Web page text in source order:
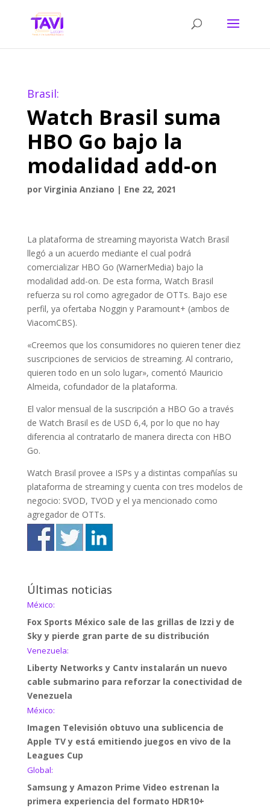
Brasil:
Watch Brasil suma
HBO Go bajo la
modalidad add-on
por Virginia Anziano | Ene 22, 2021
La plataforma de streaming mayorista Watch Brasil
llegó a un acuerdo mediante el cual podrá
comercializar HBO Go (WarnerMedia) bajo la
modalidad add-on. De esta forma, Watch Brasil
refuerza su rol como agregador de OTTs. Bajo ese
perfil, ya ofertaba Noggin y Paramount+ (ambos de
ViacomCBS).
«Creemos que los consumidores no quieren tener diez
suscripciones de servicios de streaming. Al contrario,
quieren todo en un solo lugar», comentó Mauricio
Almeida, cofundador de la plataforma.
El valor mensual de la suscripción a HBO Go a través
de Watch Brasil es de USD 6,4, por lo que no hay
diferencia al contratarlo de manera directa con HBO
Go.
Watch Brasil provee a ISPs y a distintas compañías su
plataforma de streaming y cuenta con tres modelos de
negocio: SVOD, TVOD y el ya mencionado como
agregador de OTTs.
Últimas noticias
México:
Fox Sports México sale de las grillas de Izzi y de
Sky y pierde gran parte de su distribución
Venezuela:
Liberty Networks y Cantv instalarán un nuevo
cable submarino para reforzar la conectividad de
Venezuela
México:
Imagen Televisión obtuvo una sublicencia de
Apple TV y está emitiendo juegos en vivo de la
Leagues Cup
Global:
Samsung y Amazon Prime Video estrenan la
primera experiencia del formato HDR10+